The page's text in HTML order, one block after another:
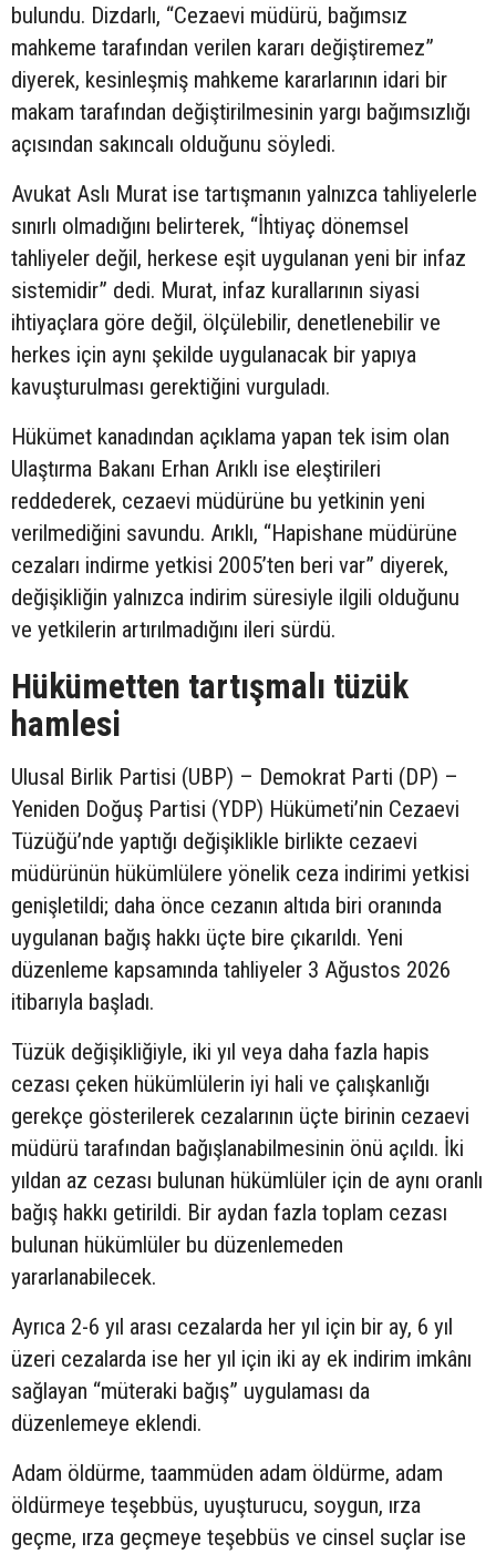
bulundu. Dizdarlı, “Cezaevi müdürü, bağımsız
mahkeme tarafından verilen kararı değiştiremez”
diyerek, kesinleşmiş mahkeme kararlarının idari bir
makam tarafından değiştirilmesinin yargı bağımsızlığı
açısından sakıncalı olduğunu söyledi.
Avukat Aslı Murat ise tartışmanın yalnızca tahliyelerle
sınırlı olmadığını belirterek, “İhtiyaç dönemsel
tahliyeler değil, herkese eşit uygulanan yeni bir infaz
sistemidir” dedi. Murat, infaz kurallarının siyasi
ihtiyaçlara göre değil, ölçülebilir, denetlenebilir ve
herkes için aynı şekilde uygulanacak bir yapıya
kavuşturulması gerektiğini vurguladı.
Hükümet kanadından açıklama yapan tek isim olan
Ulaştırma Bakanı Erhan Arıklı ise eleştirileri
reddederek, cezaevi müdürüne bu yetkinin yeni
verilmediğini savundu. Arıklı, “Hapishane müdürüne
cezaları indirme yetkisi 2005’ten beri var” diyerek,
değişikliğin yalnızca indirim süresiyle ilgili olduğunu
ve yetkilerin artırılmadığını ileri sürdü.
Hükümetten tartışmalı tüzük
hamlesi
Ulusal Birlik Partisi (UBP) – Demokrat Parti (DP) –
Yeniden Doğuş Partisi (YDP) Hükümeti’nin Cezaevi
Tüzüğü’nde yaptığı değişiklikle birlikte cezaevi
müdürünün hükümlülere yönelik ceza indirimi yetkisi
genişletildi; daha önce cezanın altıda biri oranında
uygulanan bağış hakkı üçte bire çıkarıldı. Yeni
düzenleme kapsamında tahliyeler 3 Ağustos 2026
itibarıyla başladı.
Tüzük değişikliğiyle, iki yıl veya daha fazla hapis
cezası çeken hükümlülerin iyi hali ve çalışkanlığı
gerekçe gösterilerek cezalarının üçte birinin cezaevi
müdürü tarafından bağışlanabilmesinin önü açıldı. İki
yıldan az cezası bulunan hükümlüler için de aynı oranlı
bağış hakkı getirildi. Bir aydan fazla toplam cezası
bulunan hükümlüler bu düzenlemeden
yararlanabilecek.
Ayrıca 2-6 yıl arası cezalarda her yıl için bir ay, 6 yıl
üzeri cezalarda ise her yıl için iki ay ek indirim imkânı
sağlayan “müteraki bağış” uygulaması da
düzenlemeye eklendi.
Adam öldürme, taammüden adam öldürme, adam
öldürmeye teşebbüs, uyuşturucu, soygun, ırza
geçme, ırza geçmeye teşebbüs ve cinsel suçlar ise